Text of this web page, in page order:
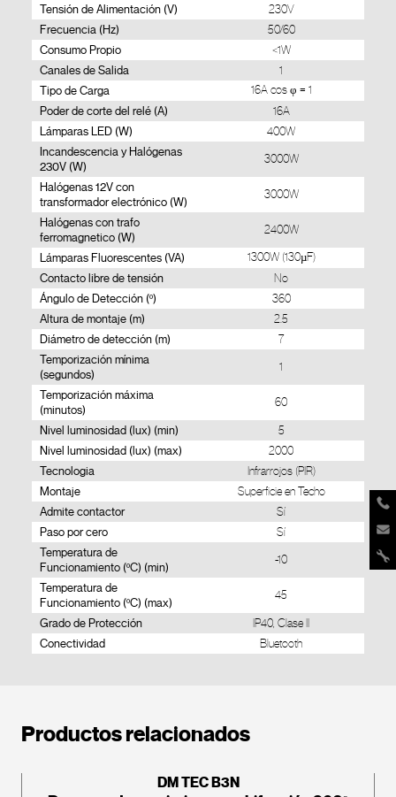
Tensión de Alimentación (V) 230V
Frecuencia (Hz) 50/60
Consumo Propio <1W
Canales de Salida 1
Tipo de Carga 16A cos φ = 1
Poder de corte del relé (A) 16A
Lámparas LED (W) 400W
Incandescencia y Halógenas
230V (W)
3000W
Halógenas 12V con
transformador electrónico (W)
3000W
Halógenas con trafo
ferromagnetico (W)
2400W
Lámparas Fluorescentes (VA) 1300W (130µF)
Contacto libre de tensión No
Ángulo de Detección (º) 360
Altura de montaje (m) 2.5
Diámetro de detección (m) 7
Temporización mínima
(segundos)
1
Temporización máxima
(minutos)
60
Nivel luminosidad (lux) (min) 5
Nivel luminosidad (lux) (max) 2000
Tecnologia Infrarrojos (PIR)
Montaje Superficie en Techo
Admite contactor Sí
Paso por cero Sí
Temperatura de
Funcionamiento (ºC) (min)
-10
Temperatura de
Funcionamiento (ºC) (max)
45
Grado de Protección IP40, Clase II
Conectividad Bluetooth
Productos relacionados
DM TEC B3N